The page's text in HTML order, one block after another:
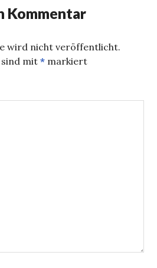
Kommentar
wird nicht veröffentlicht.
sind mit* markiert